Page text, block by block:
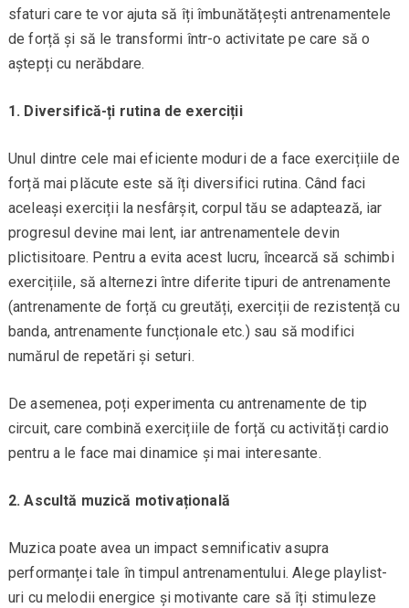
sfaturi care te vor ajuta să îți îmbunătățești antrenamentele
de forță și să le transformi într-o activitate pe care să o
aștepți cu nerăbdare.
1. Diversifică-ți rutina de exerciții
Unul dintre cele mai eficiente moduri de a face exercițiile de
forță mai plăcute este să îți diversifici rutina. Când faci
aceleași exerciții la nesfârșit, corpul tău se adaptează, iar
progresul devine mai lent, iar antrenamentele devin
plictisitoare. Pentru a evita acest lucru, încearcă să schimbi
exercițiile, să alternezi între diferite tipuri de antrenamente
(antrenamente de forță cu greutăți, exerciții de rezistență cu
banda, antrenamente funcționale etc.) sau să modifici
numărul de repetări și seturi.
De asemenea, poți experimenta cu antrenamente de tip
circuit, care combină exercițiile de forță cu activități cardio
pentru a le face mai dinamice și mai interesante.
2. Ascultă muzică motivațională
Muzica poate avea un impact semnificativ asupra
performanței tale în timpul antrenamentului. Alege playlist-
uri cu melodii energice și motivante care să îți stimuleze